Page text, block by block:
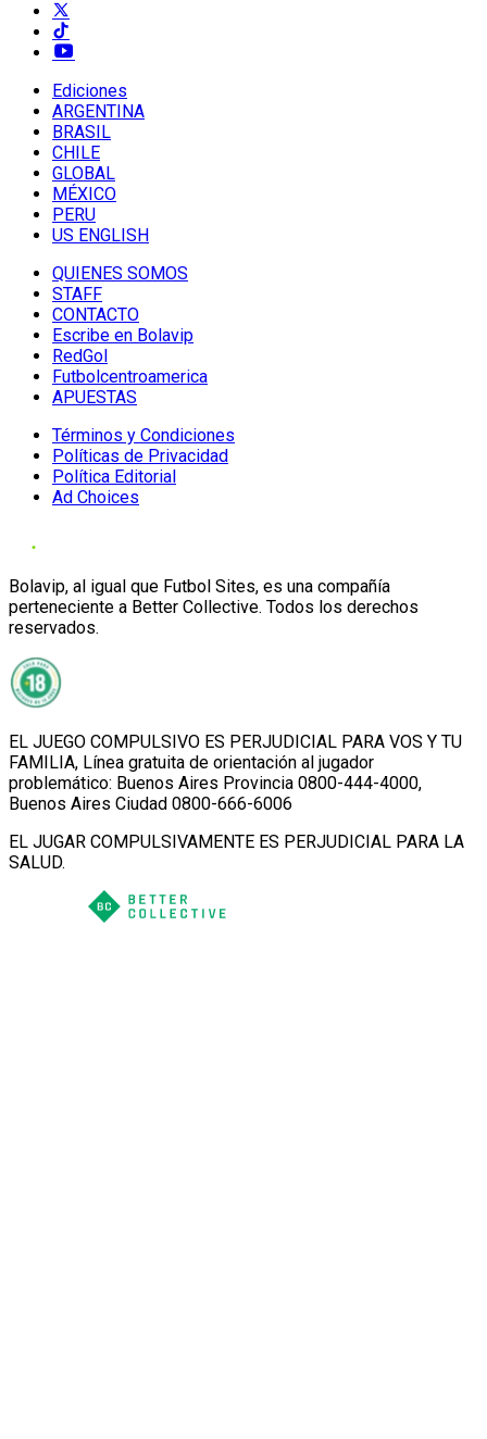
Ediciones
ARGENTINA
BRASIL
CHILE
GLOBAL
MÉXICO
PERU
US ENGLISH
QUIENES SOMOS
STAFF
CONTACTO
Escribe en Bolavip
RedGol
Futbolcentroamerica
APUESTAS
Términos y Condiciones
Políticas de Privacidad
Política Editorial
Ad Choices
Bolavip, al igual que Futbol Sites, es una compañía
perteneciente a Better Collective. Todos los derechos
reservados.
EL JUEGO COMPULSIVO ES PERJUDICIAL PARA VOS Y TU
FAMILIA, Línea gratuita de orientación al jugador
problemático: Buenos Aires Provincia 0800-444-4000,
Buenos Aires Ciudad 0800-666-6006
EL JUGAR COMPULSIVAMENTE ES PERJUDICIAL PARA LA
SALUD.